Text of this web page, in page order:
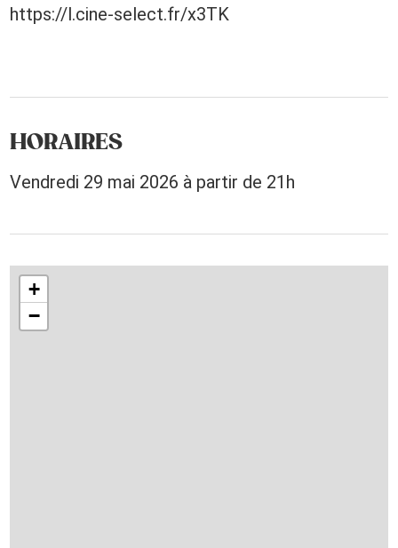
https://l.cine-select.fr/x3TK
HORAIRES
Vendredi 29 mai 2026 à partir de 21h
+
−